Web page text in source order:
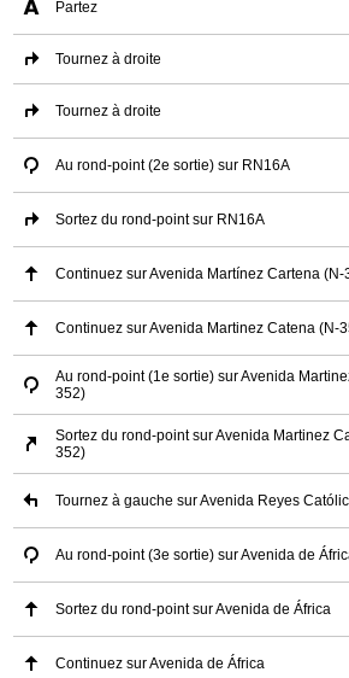
Partez
Tournez à droite
Tournez à droite
Au rond-point (2e sortie) sur RN16A
Sortez du rond-point sur RN16A
Continuez sur Avenida Martínez Cartena (N-
Continuez sur Avenida Martinez Catena (N-
Au rond-point (1e sortie) sur Avenida
352)
Sortez du rond-point sur Avenida Martinez
352)
Tournez à gauche sur Avenida Reyes
Au rond-point (3e sortie) sur Avenida de
Sortez du rond-point sur Avenida de África
Continuez sur Avenida de África